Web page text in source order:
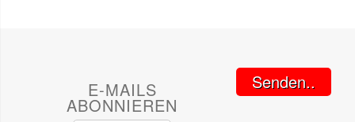
E-MAILS
ABONNIEREN
Senden..